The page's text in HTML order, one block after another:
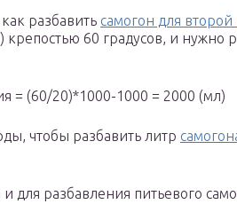
разбавить самогон для
60 градусов, и нужно
= (60/20)*1000-1000 = 2000 (мл)
чтобы разбавить литр
для разбавления питьевого